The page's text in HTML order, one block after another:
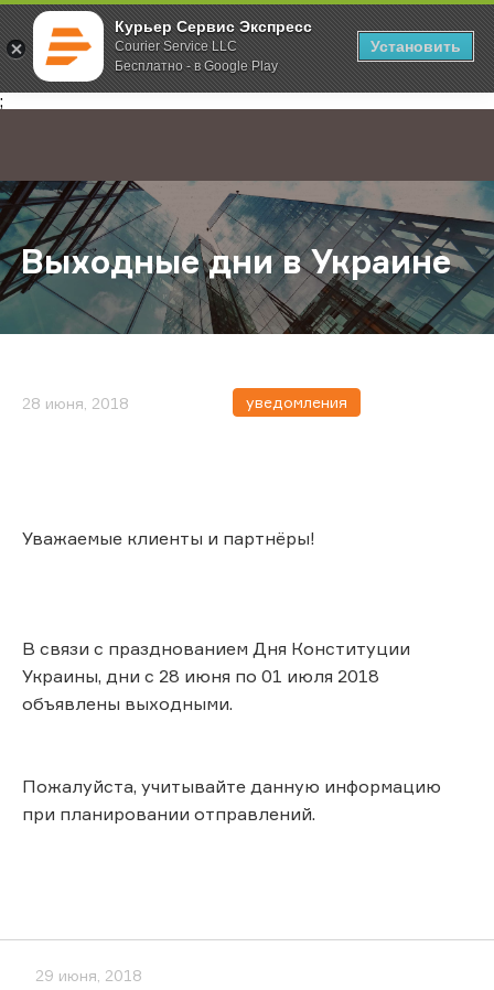
Курьер Сервис Экспресс
Courier Service LLC
Бесплатно - в Google Play
Установить
;
Главная О компании Новости Выходные дни в Украине
Выходные дни в Украине
28 июня, 2018 уведомления
Уважаемые клиенты и партнёры!
В связи с празднованием Дня Конституции
Украины, дни с 28 июня по 01 июля 2018
объявлены выходными.
Пожалуйста, учитывайте данную информацию
при планировании отправлений.
29 июня, 2018